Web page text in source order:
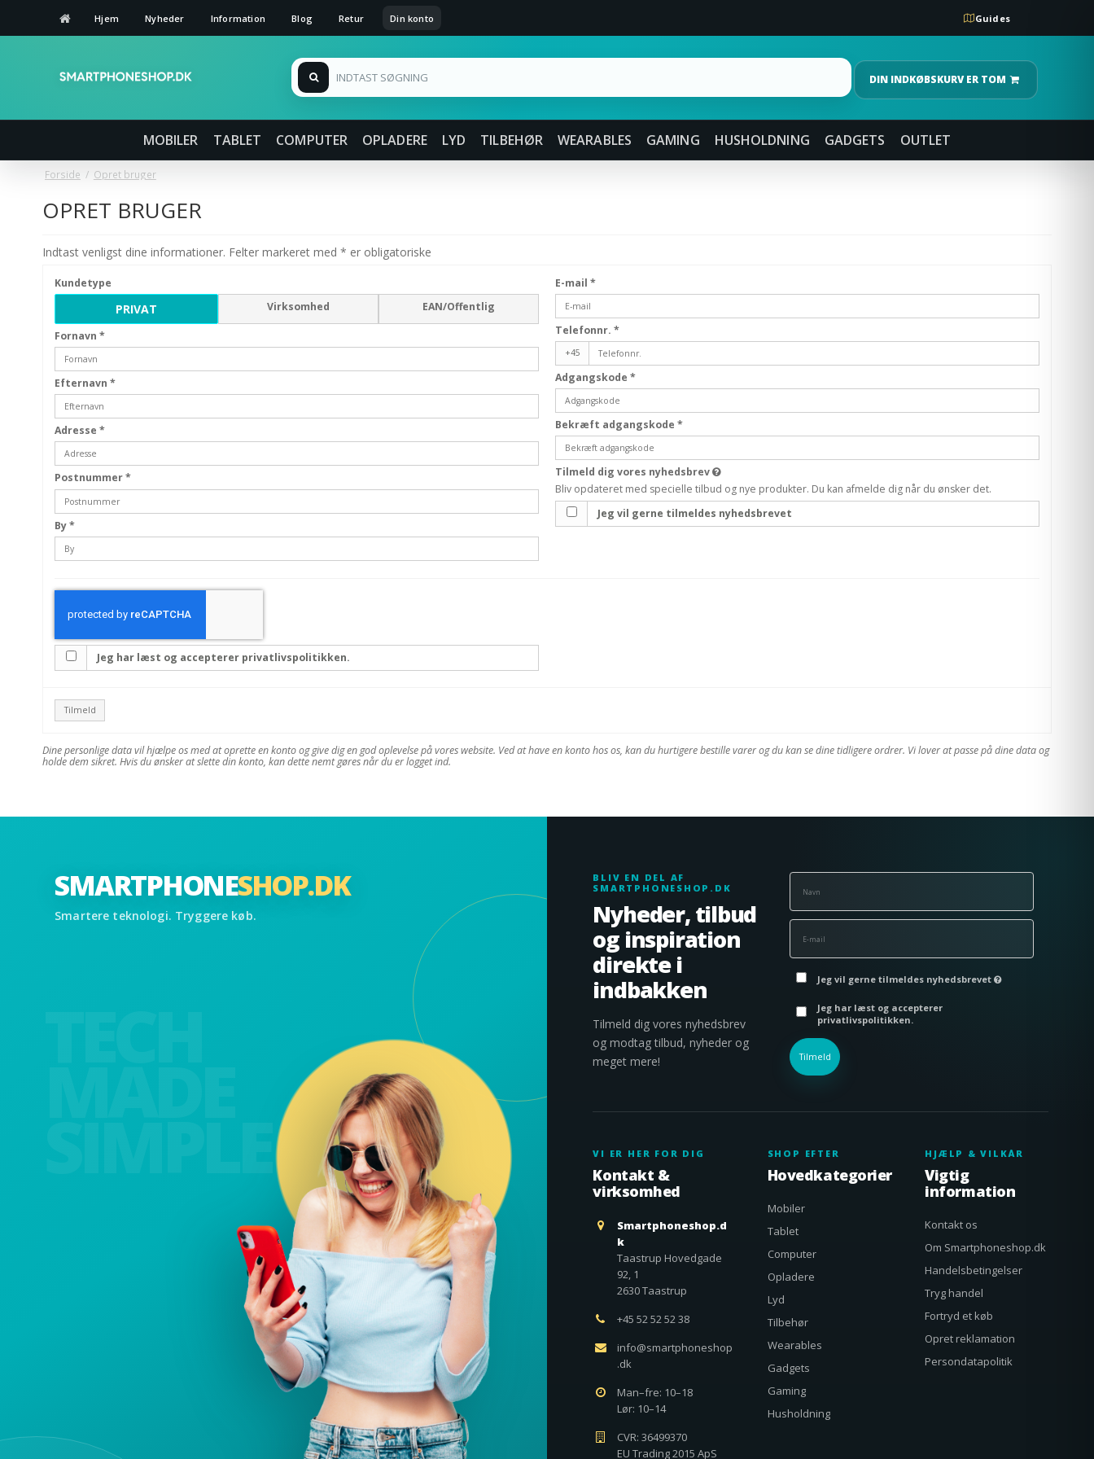
Hjem Nyheder Information Blog Retur Din konto Guides
DIN INDKØBSKURV ER TOM
MOBILER TABLET COMPUTER OPLADERE LYD TILBEHØR WEARABLES GAMING HUSHOLDNING GADGETS OUTLET
Forside / Opret bruger
OPRET BRUGER
Indtast venligst dine informationer. Felter markeret med * er obligatoriske
Kundetype
PRIVAT Virksomhed EAN/Offentlig
Fornavn *
Efternavn *
Adresse *
Postnummer*
By*
E-mail *
Telefonnr. *
+45
Adgangskode *
Bekræft adgangskode *
Tilmeld dig vores nyhedsbrev
Bliv opdateret med specielle tilbud og nye produkter. Du kan afmelde dig når du ønsker det.
Jeg vil gerne tilmeldes nyhedsbrevet
Jeg har læst og accepterer privatlivspolitikken.
Tilmeld
Dine personlige data vil hjælpe os med at oprette en konto og give dig en god oplevelse på vores website. Ved at have en konto hos os, kan du hurtigere bestille varer og du kan se dine tidligere ordrer. Vi lover at passe på dine data og
holde dem sikret. Hvis du ønsker at slette din konto, kan dette nemt gøres når du er logget ind.
SMARTPHONESHOP.DK
Smartere teknologi. Tryggere køb.
BLIV EN DEL AF
SMARTPHONESHOP.DK
Nyheder, tilbud
og inspiration
direkte i
indbakken
Tilmeld dig vores nyhedsbrev
og modtag tilbud, nyheder og
meget mere!
Jeg vil gerne tilmeldes nyhedsbrevet
Jeg har læst og accepterer
privatlivspolitikken.
Tilmeld
VI ER HER FOR DIG
Kontakt &
virksomhed
Smartphoneshop.d
k
Taastrup Hovedgade
92, 1
2630 Taastrup
+45 52 52 52 38
info@smartphoneshop
.dk
Man–fre: 10–18
Lør: 10–14
CVR: 36499370
EU Trading 2015 ApS
SHOP EFTER
Hovedkategorier
Mobiler
Tablet
Computer
Opladere
Lyd
Tilbehør
Wearables
Gadgets
Gaming
Husholdning
HJÆLP & VILKÅR
Vigtig
information
Kontakt os
Om Smartphoneshop.dk
Handelsbetingelser
Tryg handel
Fortryd et køb
Opret reklamation
Persondatapolitik